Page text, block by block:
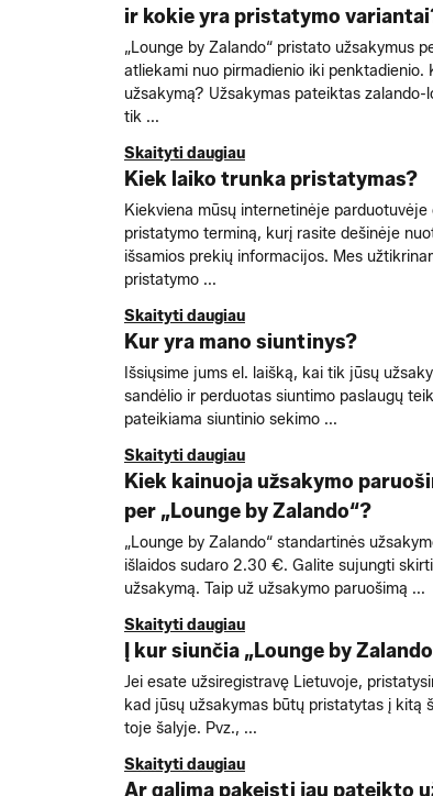
ir kokie yra pristatymo
„Lounge by Zalando“ pristato užsakymus
atliekami nuo pirmadienio iki penktadienio.
užsakymą? Užsakymas pateiktas
tik ...
Skaityti daugiau
Kiek laiko trunka pristatymas?
Kiekviena mūsų internetinėje
pristatymo terminą, kurį rasite dešinėje
išsamios prekių informacijos. Mes
pristatymo ...
Skaityti daugiau
Kur yra mano siuntinys?
Išsiųsime jums el. laišką, kai tik jūsų
sandėlio ir perduotas siuntimo paslaugų
pateikiama siuntinio sekimo ...
Skaityti daugiau
Kiek kainuoja užsakymo
per „Lounge by Zalando“?
„Lounge by Zalando“ standartinės
išlaidos sudaro 2.30 €. Galite sujungti
užsakymą. Taip už užsakymo paruošimą ...
Skaityti daugiau
Į kur siunčia „Lounge by
Jei esate užsiregistravę Lietuvoje,
kad jūsų užsakymas būtų pristatytas į kitą
toje šalyje. Pvz., ...
Skaityti daugiau
Ar galima pakeisti jau pateikto